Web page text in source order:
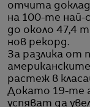
отчита
на 100-те най-
до около 47,4
нов рекорд.
За разлика от
растеж в
Докато 19-те
успяват да